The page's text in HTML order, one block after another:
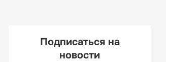
Подписаться на
новости